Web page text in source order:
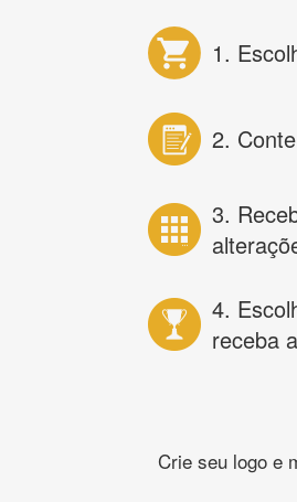
1.
2.
3.
4.
receba
Crie seu logo e